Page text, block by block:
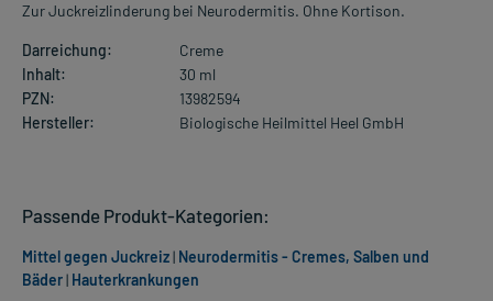
Zur Juckreizlinderung bei Neurodermitis. Ohne Kortison.
Darreichung:
Creme
Inhalt:
30 ml
PZN:
13982594
Hersteller:
Biologische Heilmittel Heel GmbH
Passende Produkt-Kategorien:
Mittel gegen Juckreiz| Neurodermitis - Cremes, Salben und
Bäder| Hauterkrankungen